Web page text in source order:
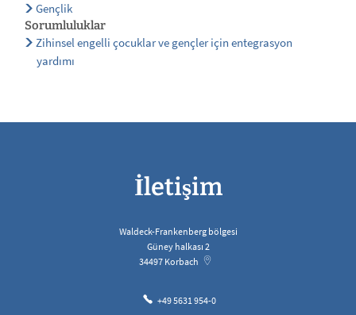
Gençlik
Sorumluluklar
Zihinsel engelli çocuklar ve gençler için entegrasyon
yardımı
İletişim
Waldeck-Frankenberg bölgesi
Güney halkası 2
34497 Korbach
+49 5631 954-0